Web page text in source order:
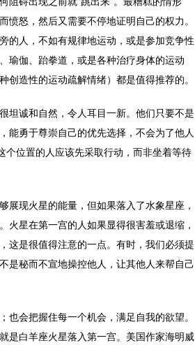
怒，然后又需要不停地证明自己的权力。
的人，不如有规律地运动，或是参加竞争性
瑜伽、跆拳道，或是各种治疗身体的运动
创造性的运动疏解情绪）都是值得推荐的。
坦诚和自然，令人耳目一新。他们只要不是
能勇于尊崇自己的优先选择，不会为了他人
个位置的人应该先采取行动，而非坐着等待
展现火星的能量，但如果落入了水象星座，
火星在第一宫的人如果显得很害羞或退缩，
这是很值得注意的一点。有时，我们必须提
是秘而不宣地操控他人，让其他人来帮自己
也会把握住每一个机会，满足自我的欲望。
是白羊座火星落入第一宫。美国作家海明威